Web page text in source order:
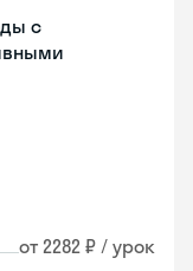
с
от 2282 ₽ / урок